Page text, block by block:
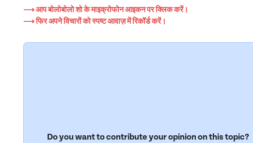
⟶ आप बोलोबोलो शो के माइक्रोफोन आइकन पर क्लिक करें।
⟶ फिर अपने विचारों को स्पष्ट आवाज़ में रिकॉर्ड करें।
Do you want to contribute your opinion on this topic?